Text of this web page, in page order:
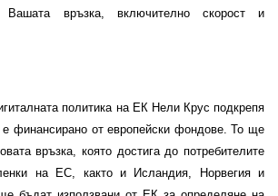
връзка, включително скорост и
политика на ЕК Нели Крус подкрепя
е финансирано от европейски фондове. То ще
връзка, която достига до потребителите
на ЕС, както и Исландия, Норвегия и